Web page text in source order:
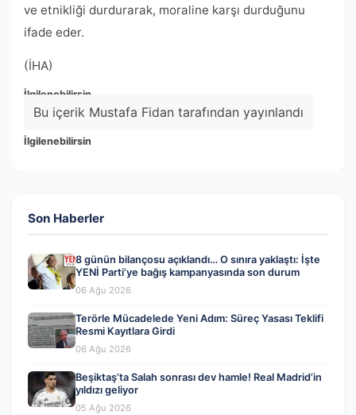
ve etnikliği durdurarak, moraline karşı durduğunu
ifade eder.
(İHA)
İlgilenebilirsin
Bu içerik Mustafa Fidan tarafından yayınlandı
İlgilenebilirsin
Son Haberler
8 günün bilançosu açıklandı… O sınıra yaklaştı: İşte
YENİ Parti’ye bağış kampanyasında son durum
06 Ağu 2026
Terörle Mücadelede Yeni Adım: Süreç Yasası Teklifi
Resmi Kayıtlara Girdi
06 Ağu 2026
Beşiktaş’ta Salah sonrası dev hamle! Real Madrid’in
yıldızı geliyor
05 Ağu 2026